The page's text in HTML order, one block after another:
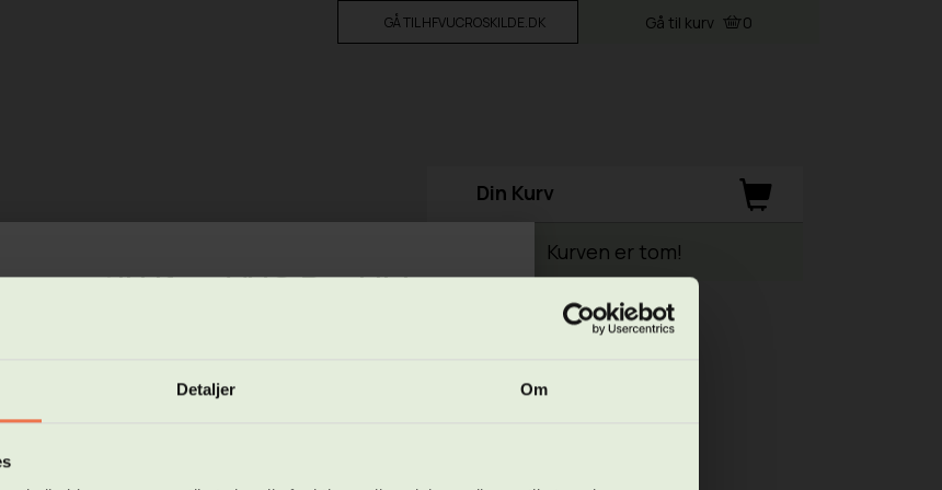
Detaljer Om
GÅ TIL HFVUCROSKILDE.DK Gå til kurv 0
i naturvidenskabelige arbejdsmetoder og lærer
fænomener.
der svarer til niveauet fra grundskolen.
Din Kurv
Kurven er tom!
til Hf og VUC Roskilde -
kan du se vores hold på følgende uddannelsestyper:
voksenundervisning (FVU)
(HF)